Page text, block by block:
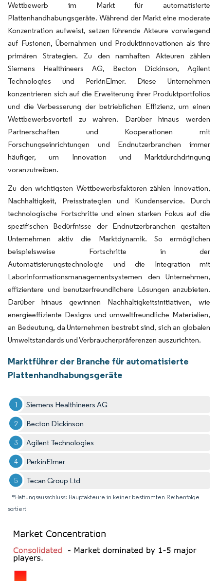
Wettbewerb im Markt für automatisierte
Plattenhandhabungsgeräte. Während der Markt eine moderate
Konzentration aufweist, setzen führende Akteure vorwiegend
auf Fusionen, Übernahmen und Produktinnovationen als ihre
primären Strategien. Zu den namhaften Akteuren zählen
Siemens Healthineers AG, Becton Dickinson, Agilent
Technologies und PerkinElmer. Diese Unternehmen
konzentrieren sich auf die Erweiterung ihrer Produktportfolios
und die Verbesserung der betrieblichen Effizienz, um einen
Wettbewerbsvorteil zu wahren. Darüber hinaus werden
Partnerschaften und Kooperationen mit
Forschungseinrichtungen und Endnutzerbranchen immer
häufiger, um Innovation und Marktdurchdringung
voranzutreiben.
Zu den wichtigsten Wettbewerbsfaktoren zählen Innovation,
Nachhaltigkeit, Preisstrategien und Kundenservice. Durch
technologische Fortschritte und einen starken Fokus auf die
spezifischen Bedürfnisse der Endnutzerbranchen gestalten
Unternehmen aktiv die Marktdynamik. So ermöglichen
beispielsweise Fortschritte in der
Automatisierungstechnologie und die Integration mit
Laborinformationsmanagementsystemen den Unternehmen,
effizientere und benutzerfreundlichere Lösungen anzubieten.
Darüber hinaus gewinnen Nachhaltigkeitsinitiativen, wie
energieeffiziente Designs und umweltfreundliche Materialien,
an Bedeutung, da Unternehmen bestrebt sind, sich an globalen
Umweltstandards und Verbraucherpräferenzen auszurichten.
Marktführer der Branche für automatisierte
Plattenhandhabungsgeräte
Siemens Healthineers AG
Becton Dickinson
Agilent Technologies
PerkinElmer
Tecan Group Ltd
*Haftungsausschluss: Hauptakteure in keiner bestimmten Reihenfolge
sortiert